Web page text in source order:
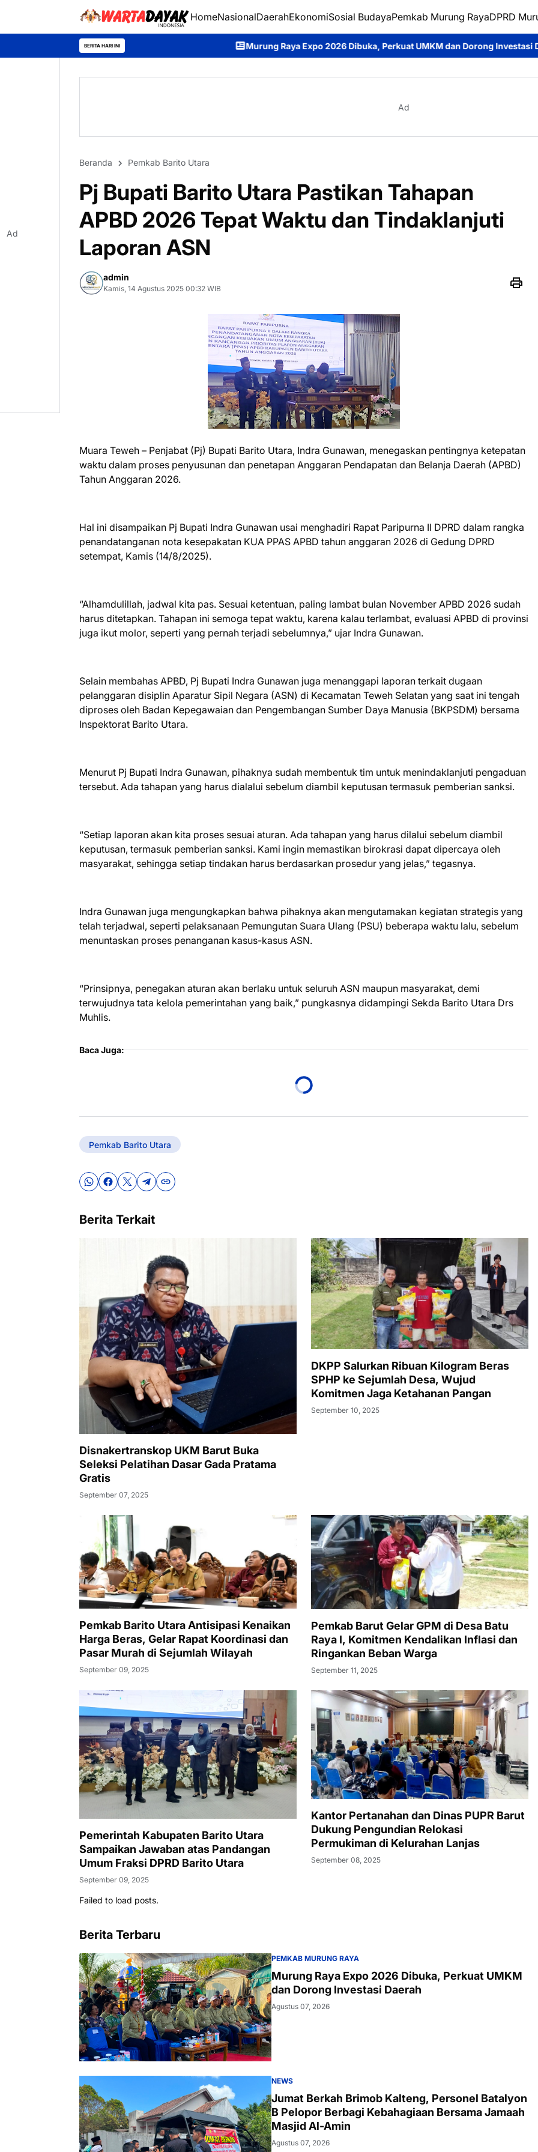
HomeNasionalDaerahEkonomiSosial BudayaPemkab Murung RayaDPRD
BERITA HARI INI Murung Raya Expo 2026 Dibuka, Perkuat UMKM dan Dorong Investasi Daerah Jumat
Ad
Beranda Pemkab Barito Utara
Pj Bupati Barito Utara Pastikan Tahapan
APBD 2026 Tepat Waktu dan Tindaklanjuti
Laporan ASN
admin
Kamis, 14 Agustus 2025 00:32 WIB
Muara Teweh – Penjabat (Pj) Bupati Barito Utara, Indra Gunawan, menegaskan pentingnya ketepatan
waktu dalam proses penyusunan dan penetapan Anggaran Pendapatan dan Belanja Daerah (APBD)
Tahun Anggaran 2026.
Hal ini disampaikan Pj Bupati Indra Gunawan usai menghadiri Rapat Paripurna II DPRD dalam rangka
penandatanganan nota kesepakatan KUA PPAS APBD tahun anggaran 2026 di Gedung DPRD
setempat, Kamis (14/8/2025).
“Alhamdulillah, jadwal kita pas. Sesuai ketentuan, paling lambat bulan November APBD 2026 sudah
harus ditetapkan. Tahapan ini semoga tepat waktu, karena kalau terlambat, evaluasi APBD di provinsi
juga ikut molor, seperti yang pernah terjadi sebelumnya,” ujar Indra Gunawan.
Selain membahas APBD, Pj Bupati Indra Gunawan juga menanggapi laporan terkait dugaan
pelanggaran disiplin Aparatur Sipil Negara (ASN) di Kecamatan Teweh Selatan yang saat ini tengah
diproses oleh Badan Kepegawaian dan Pengembangan Sumber Daya Manusia (BKPSDM) bersama
Inspektorat Barito Utara.
Menurut Pj Bupati Indra Gunawan, pihaknya sudah membentuk tim untuk menindaklanjuti pengaduan
tersebut. Ada tahapan yang harus dialalui sebelum diambil keputusan termasuk pemberian sanksi.
“Setiap laporan akan kita proses sesuai aturan. Ada tahapan yang harus dilalui sebelum diambil
keputusan, termasuk pemberian sanksi. Kami ingin memastikan birokrasi dapat dipercaya oleh
masyarakat, sehingga setiap tindakan harus berdasarkan prosedur yang jelas,” tegasnya.
Indra Gunawan juga mengungkapkan bahwa pihaknya akan mengutamakan kegiatan strategis yang
telah terjadwal, seperti pelaksanaan Pemungutan Suara Ulang (PSU) beberapa waktu lalu, sebelum
menuntaskan proses penanganan kasus-kasus ASN.
“Prinsipnya, penegakan aturan akan berlaku untuk seluruh ASN maupun masyarakat, demi
terwujudnya tata kelola pemerintahan yang baik,” pungkasnya didampingi Sekda Barito Utara Drs
Muhlis.
Baca Juga:
Pemkab Barito Utara
Berita Terkait
Disnakertranskop UKM Barut Buka
Seleksi Pelatihan Dasar Gada Pratama
Gratis
September 07, 2025
DKPP Salurkan Ribuan Kilogram Beras
SPHP ke Sejumlah Desa, Wujud
Komitmen Jaga Ketahanan Pangan
September 10, 2025
Pemkab Barito Utara Antisipasi Kenaikan
Harga Beras, Gelar Rapat Koordinasi dan
Pasar Murah di Sejumlah Wilayah
September 09, 2025
Pemkab Barut Gelar GPM di Desa Batu
Raya I, Komitmen Kendalikan Inflasi dan
Ringankan Beban Warga
September 11, 2025
Pemerintah Kabupaten Barito Utara
Sampaikan Jawaban atas Pandangan
Umum Fraksi DPRD Barito Utara
September 09, 2025
Kantor Pertanahan dan Dinas PUPR Barut
Dukung Pengundian Relokasi
Permukiman di Kelurahan Lanjas
September 08, 2025
Failed to load posts.
Berita Terbaru
PEMKAB MURUNG RAYA
Murung Raya Expo 2026 Dibuka, Perkuat UMKM
dan Dorong Investasi Daerah
Agustus 07, 2026
NEWS
Jumat Berkah Brimob Kalteng, Personel Batalyon
B Pelopor Berbagi Kebahagiaan Bersama Jamaah
Masjid Al-Amin
Agustus 07, 2026
Ad